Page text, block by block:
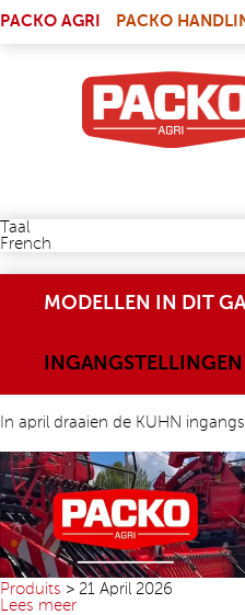
PACKO AGRI
PACKO
Taal
French
MODELLEN IN DIT
INGANGSTELLINGEN
In april draaien de KUHN
Produits > 21 April 2026
Lees meer